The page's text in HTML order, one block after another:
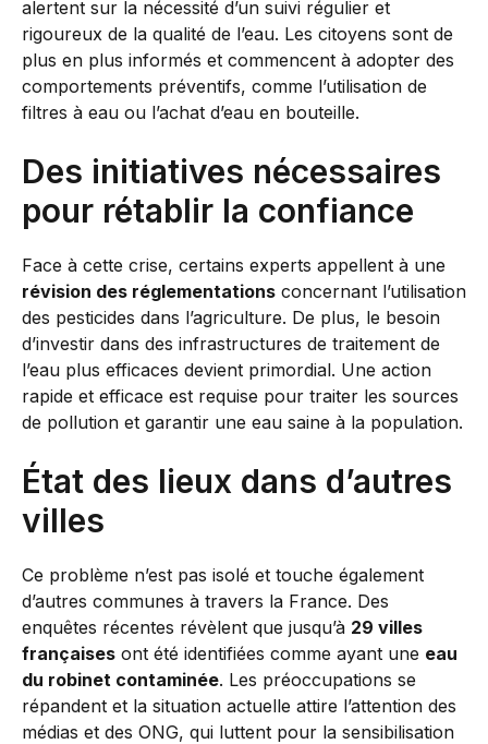
alertent sur la nécessité d’un suivi régulier et
rigoureux de la qualité de l’eau. Les citoyens sont de
plus en plus informés et commencent à adopter des
comportements préventifs, comme l’utilisation de
filtres à eau ou l’achat d’eau en bouteille.
Des initiatives nécessaires
pour rétablir la confiance
Face à cette crise, certains experts appellent à une
révision des réglementations concernant l’utilisation
des pesticides dans l’agriculture. De plus, le besoin
d’investir dans des infrastructures de traitement de
l’eau plus efficaces devient primordial. Une action
rapide et efficace est requise pour traiter les sources
de pollution et garantir une eau saine à la population.
État des lieux dans d’autres
villes
Ce problème n’est pas isolé et touche également
d’autres communes à travers la France. Des
enquêtes récentes révèlent que jusqu’à 29 villes
françaises ont été identifiées comme ayant une eau
du robinet contaminée. Les préoccupations se
répandent et la situation actuelle attire l’attention des
médias et des ONG, qui luttent pour la sensibilisation